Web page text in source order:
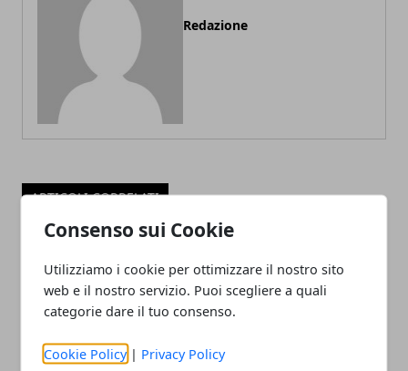
Consenso sui Cookie
Utilizziamo i cookie per ottimizzare il nostro sito
web e il nostro servizio. Puoi scegliere a quali
categorie dare il tuo consenso.
Cookie Policy | Privacy Policy
Redazione
ARTICOLI CORRELATI